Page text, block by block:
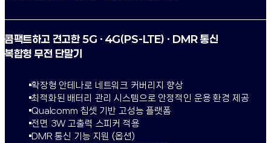
콤팩트하고 견고한 5G · 4G(PS-LTE) · DMR 통신
복합형 무전 단말기
확장형 안테나로 네트워크 커버리지 향상
최적화된 배터리 관리 시스템으로 안정적인 운용 환경 제공
Qualcomm 칩셋 기반 고성능 플랫폼
전면 3W 고출력 스피커 적용
DMR 통신 기능 지원 (옵션)